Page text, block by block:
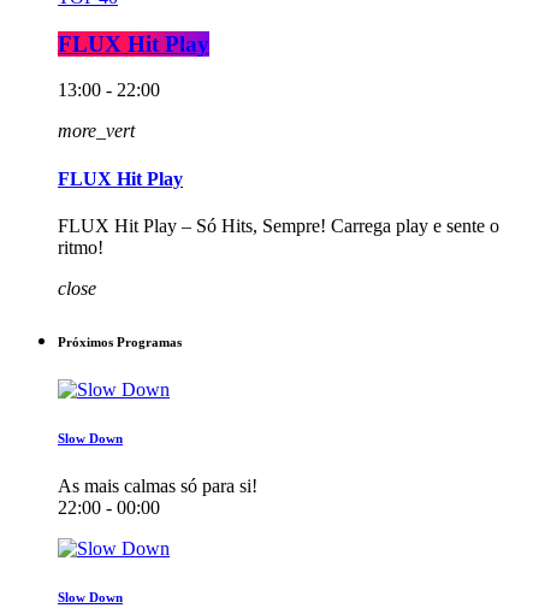
FLUX Hit Play
13:00 - 22:00
more_vert
FLUX Hit Play
FLUX Hit Play – Só Hits, Sempre! Carrega play e sente o
ritmo!
close
Próximos Programas
Slow Down
As mais calmas só para si!
22:00 - 00:00
Slow Down